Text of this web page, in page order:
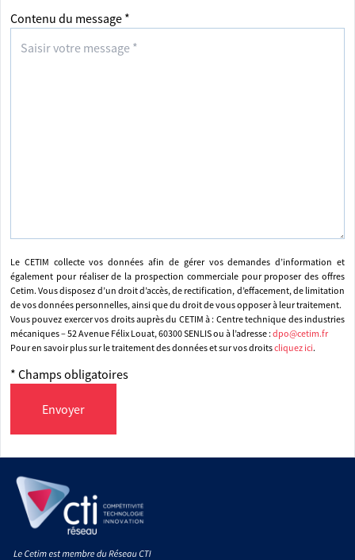
Contenu du message *
Le CETIM collecte vos données afin de gérer vos demandes d’information et
également pour réaliser de la prospection commerciale pour proposer des offres
Cetim. Vous disposez d’un droit d’accès, de rectification, d’effacement, de limitation
de vos données personnelles, ainsi que du droit de vous opposer à leur traitement.
Vous pouvez exercer vos droits auprès du CETIM à : Centre technique des industries
mécaniques – 52 Avenue Félix Louat, 60300 SENLIS ou à l’adresse : dpo@cetim.fr
Pour en savoir plus sur le traitement des données et sur vos droitscliquez ici.
* Champs obligatoires
Envoyer